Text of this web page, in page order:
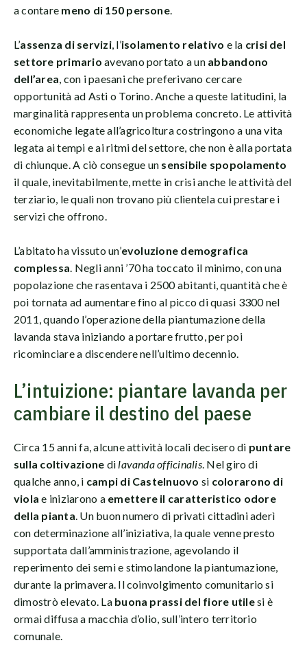
a contare meno di 150 persone.
L’assenza di servizi, l’isolamento relativo e la crisi del
settore primario avevano portato a un abbandono
dell’area , con i paesani che preferivano cercare
opportunità ad Asti o Torino. Anche a queste latitudini, la
marginalità rappresenta un problema concreto. Le attività
economiche legate all’agricoltura costringono a una vita
legata ai tempi e ai ritmi del settore, che non è alla portata
di chiunque. A ciò consegue un sensibile spopolamento
il quale, inevitabilmente, mette in crisi anche le attività del
terziario, le quali non trovano più clientela cui prestare i
servizi che offrono.
L’abitato ha vissuto un’evoluzione demografica
complessa . Negli anni ’70 ha toccato il minimo, con una
popolazione che rasentava i 2500 abitanti, quantità che è
poi tornata ad aumentare fino al picco di quasi 3300 nel
2011, quando l’operazione della piantumazione della
lavanda stava iniziando a portare frutto, per poi
ricominciare a discendere nell’ultimo decennio.
L’intuizione: piantare lavanda per
cambiare il destino del paese
Circa 15 anni fa, alcune attività locali decisero di puntare
sulla coltivazione di lavanda officinalis. Nel giro di
qualche anno, i campi di Castelnuovo si colorarono di
violae iniziarono a emettere il caratteristico odore
della pianta . Un buon numero di privati cittadini aderì
con determinazione all’iniziativa, la quale venne presto
supportata dall’amministrazione, agevolando il
reperimento dei semi e stimolandone la piantumazione,
durante la primavera. Il coinvolgimento comunitario si
dimostrò elevato. La buona prassi del fiore utilesi è
ormai diffusa a macchia d’olio, sull’intero territorio
comunale.